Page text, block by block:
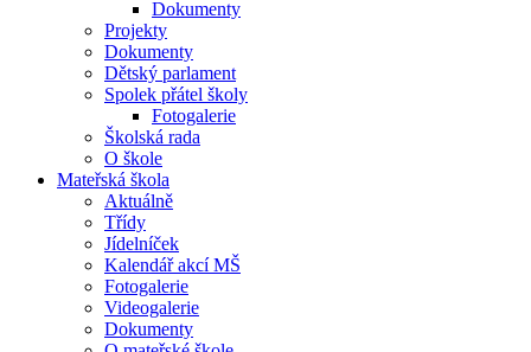
Dokumenty
Projekty
Dokumenty
Dětský parlament
Spolek přátel školy
Fotogalerie
Školská rada
O škole
Mateřská škola
Aktuálně
Třídy
Jídelníček
Kalendář akcí MŠ
Fotogalerie
Videogalerie
Dokumenty